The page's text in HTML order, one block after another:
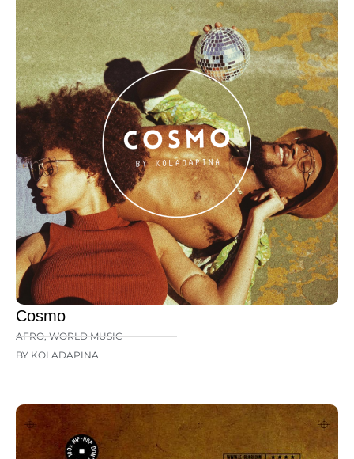
Cosmo
AFRO,WORLD MUSIC
BY KOLADAPINA